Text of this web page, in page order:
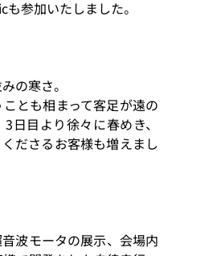
参加いたしました。
の寒さ。
とも相まって客足が遠の
日目より徐々に春めき、
ださるお客様も増えまし
波モータの展示、会場内